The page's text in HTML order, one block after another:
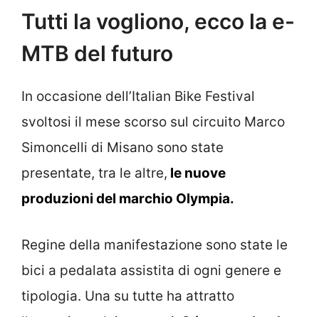
Tutti la vogliono, ecco la e-
MTB del futuro
In occasione dell’Italian Bike Festival
svoltosi il mese scorso sul circuito Marco
Simoncelli di Misano sono state
presentate, tra le altre, le nuove
produzioni del marchio Olympia.
Regine della manifestazione sono state le
bici a pedalata assistita di ogni genere e
tipologia. Una su tutte ha attratto